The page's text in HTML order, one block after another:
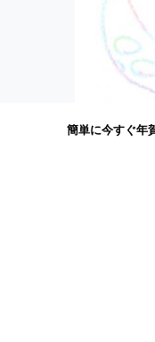
簡単に今すぐ年